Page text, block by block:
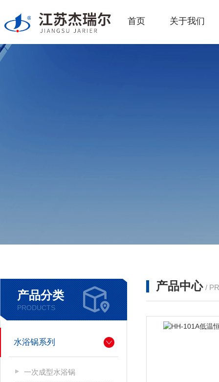
首页 关于我们
产品分类
PRODUCTS
水浴锅系列
一次成型水浴锅
产品中心 /